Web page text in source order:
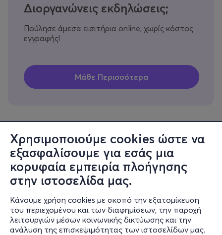
Χρησιμοποιούμε cookies ώστε να
εξασφαλίσουμε για εσάς μια
κορυφαία εμπειρία πλοήγησης
στην ιστοσελίδα μας.
Κάνουμε χρήση cookies με σκοπό την εξατομίκευση
του περιεχομένου και των διαφημίσεων, την παροχή
λειτουργιών μέσων κοινωνικής δικτύωσης και την
ανάλυση της επισκεψιμότητας των ιστοσελίδων μας.
Διοργανώνεις εκδηλώσεις;
Πούλησε άμεσα εισιτήρια online, χωρίς κόστος
εγγραφής!
Πληροφορίες
Υποστήριξη
Stay Connected